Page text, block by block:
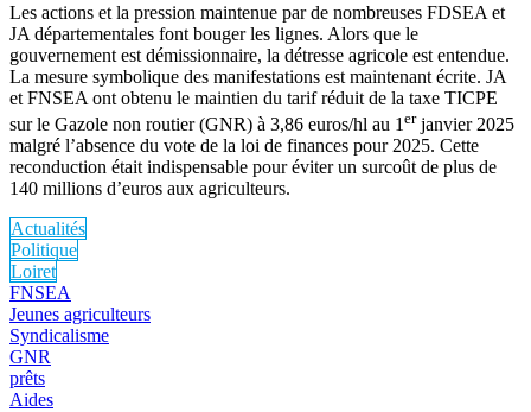
Les actions et la pression maintenue par de nombreuses FDSEA et
JA départementales font bouger les lignes. Alors que le
gouvernement est démissionnaire, la détresse agricole est entendue.
La mesure symbolique des manifestations est maintenant écrite. JA
et FNSEA ont obtenu le maintien du tarif réduit de la taxe TICPE
sur le Gazole non routier (GNR) à 3,86 euros/­hl au 1 erjanvier 2025
malgré l’absence du vote de la loi de finances pour 2025. Cette
reconduction était indispensable pour éviter un surcoût de plus de
140 millions d’euros aux agriculteurs.
Actualités
Politique
Loiret
FNSEA
Jeunes agriculteurs
Syndicalisme
GNR
prêts
Aides